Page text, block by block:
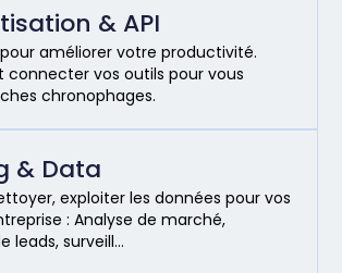
& API
améliorer votre productivité.
connecter vos outils pour vous
chronophages.
& Data
exploiter les données pour vos
: Analyse de marché,
leads, surveill…